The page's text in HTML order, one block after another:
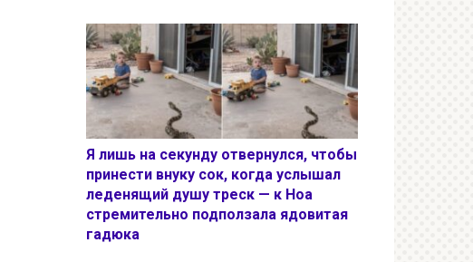
Я лишь на секунду отвернулся, чтобы
принести внуку сок, когда услышал
леденящий душу треск — к Ноа
стремительно подползала ядовитая
гадюка